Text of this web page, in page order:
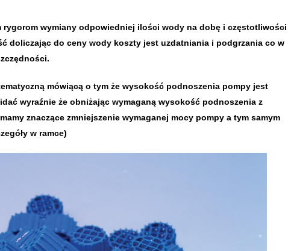
rygorom wymiany odpowiedniej ilości wody na dobę i częstotliwości
doliczając do ceny wody koszty jest uzdatniania i podgrzania co w
mówiącą o tym że wysokość podnoszenia pompy jest
wyraźnie że obniżając wymaganą wysokość podnoszenia z
znaczące zmniejszenie wymaganej mocy pompy a tym samym
w ramce)